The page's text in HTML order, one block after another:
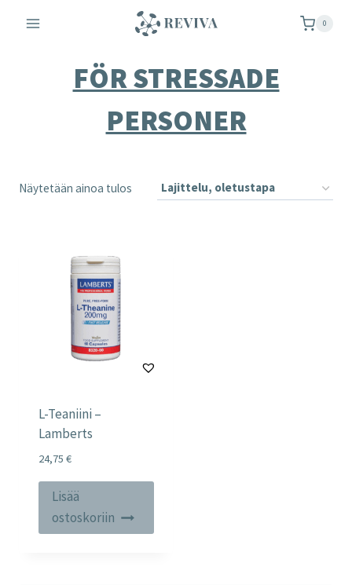
sisältöön
0
FÖR STRESSADE
PERSONER
Näytetään ainoa tulos
L-Teaniini –
Lamberts
24,75 €
Lisää
ostoskoriin